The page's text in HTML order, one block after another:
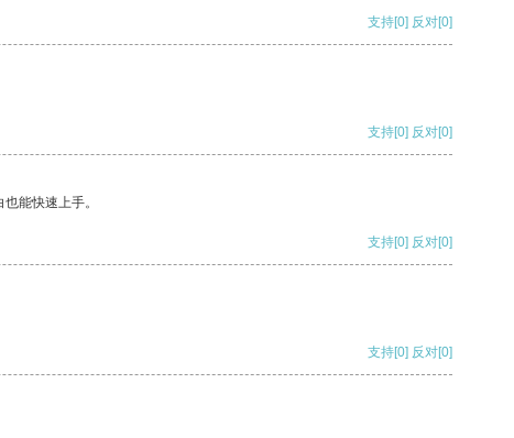
支持[0] 反对[0]
支持[0] 反对[0]
能快速上手。
支持[0] 反对[0]
支持[0] 反对[0]